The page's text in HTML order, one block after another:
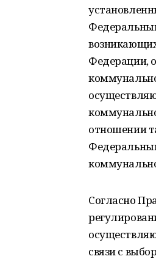
Федерации,
отношении
Согласно
связи с